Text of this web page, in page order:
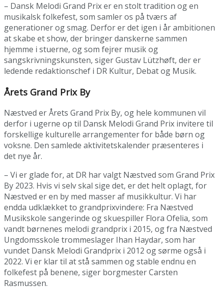
– Dansk Melodi Grand Prix er en stolt tradition og en
musikalsk folkefest, som samler os på tværs af
generationer og smag. Derfor er det igen i år ambitionen
at skabe et show, der bringer danskerne sammen
hjemme i stuerne, og som fejrer musik og
sangskrivningskunsten, siger Gustav Lützhøft, der er
ledende redaktionschef i DR Kultur, Debat og Musik.
Årets Grand Prix By
Næstved er Årets Grand Prix By, og hele kommunen vil
derfor i ugerne op til Dansk Melodi Grand Prix invitere til
forskellige kulturelle arrangementer for både børn og
voksne. Den samlede aktivitetskalender præsenteres i
det nye år.
– Vi er glade for, at DR har valgt Næstved som Grand Prix
By 2023. Hvis vi selv skal sige det, er det helt oplagt, for
Næstved er en by med masser af musikkultur. Vi har
endda udklækket to grandprixvindere: Fra Næstved
Musikskole sangerinde og skuespiller Flora Ofelia, som
vandt børnenes melodi grandprix i 2015, og fra Næstved
Ungdomsskole trommeslager Ihan Haydar, som har
vundet Dansk Melodi Grandprix i 2012 og sørme også i
2022. Vi er klar til at stå sammen og stable endnu en
folkefest på benene, siger borgmester Carsten
Rasmussen.